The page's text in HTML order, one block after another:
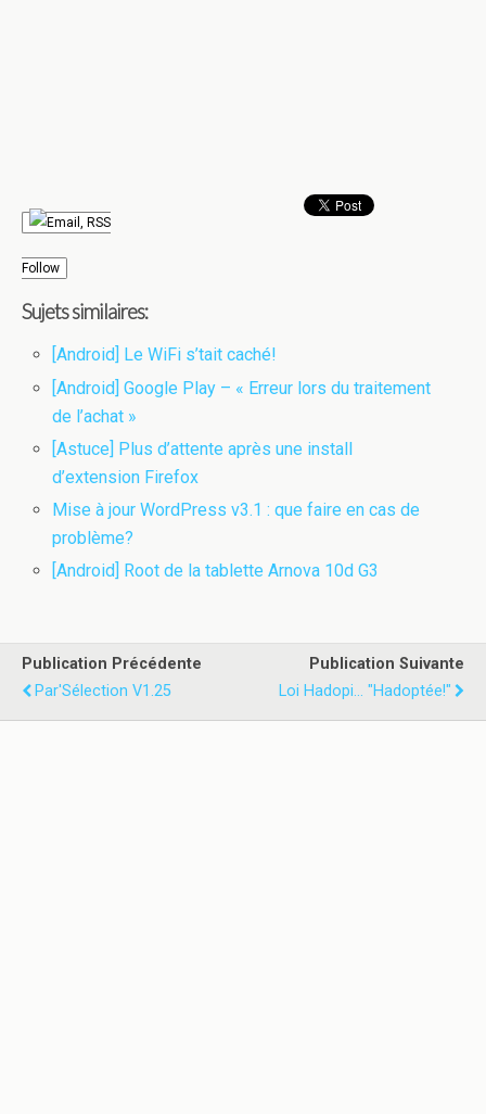
Follow
Sujets similaires:
[Android] Le WiFi s’tait caché!
[Android] Google Play – « Erreur lors du traitement
de l’achat »
[Astuce] Plus d’attente après une install
d’extension Firefox
Mise à jour WordPress v3.1 : que faire en cas de
problème?
[Android] Root de la tablette Arnova 10d G3
Publication Précédente
Par'Sélection V1.25
Publication Suivante
Loi Hadopi... "Hadoptée!"